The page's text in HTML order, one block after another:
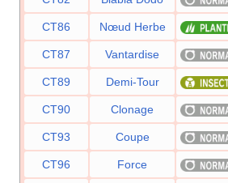
CT86 Nœud Herbe
CT87 Vantardise
CT89 Demi-Tour
CT90 Clonage
CT93 Coupe
CT96 Force